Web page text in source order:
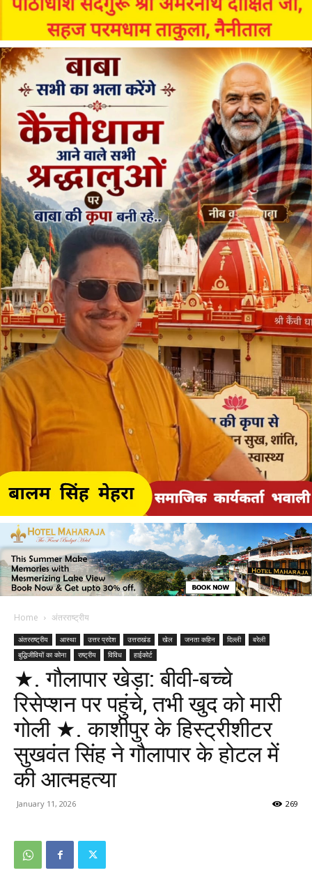
Home अंतरराष्ट्रीय
अंतरराष्ट्रीय आस्था उत्तर प्रदेश उत्तराखंड खेल जनता कहिन दिल्ली
बरेली
बुद्धिजीवियों का कोना
राष्ट्रीय विविध हाईकोर्ट
★. गौलापार खेड़ा: बीवी-बच्चे
रिसेप्शन पर पहुंचे, तभी खुद को मारी
गोली ★. काशीपुर के हिस्ट्रीशीटर
सुखवंत सिंह ने गौलापार के होटल में
की आत्महत्या
January 11, 2026 269